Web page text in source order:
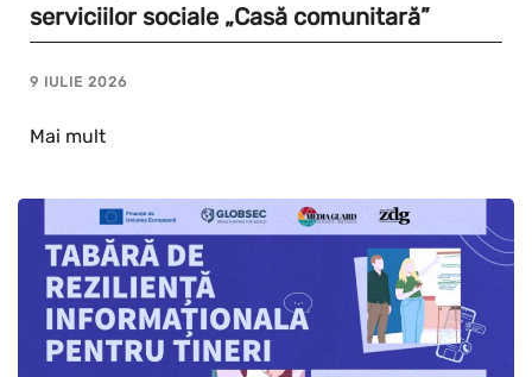
serviciilor sociale „Casă comunitară”
9 IULIE 2026
Mai mult